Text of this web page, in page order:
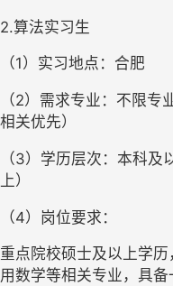
2.算法实习生
（1）实习地点：合肥
（2）需求专业：不限
相关优先）
（3）学历层次：本科
上）
（4）岗位要求：
重点院校硕士及以上学
用数学等相关专业，具